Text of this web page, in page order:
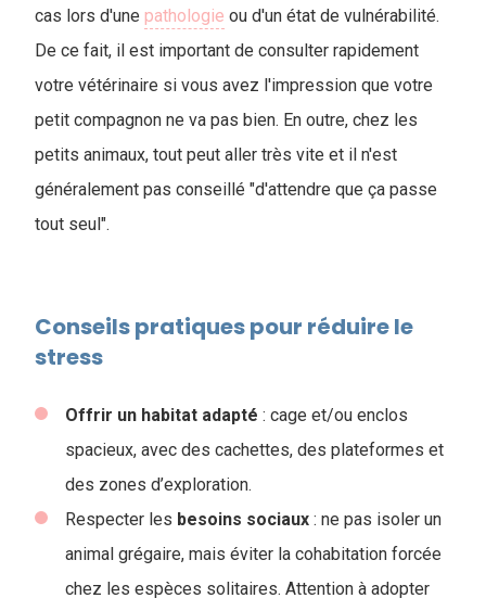
cas lors d'une pathologie ou d'un état de vulnérabilité.
De ce fait, il est important de consulter rapidement
votre vétérinaire si vous avez l'impression que votre
petit compagnon ne va pas bien. En outre, chez les
petits animaux, tout peut aller très vite et il n'est
généralement pas conseillé "d'attendre que ça passe
tout seul".
Conseils pratiques pour réduire le
stress
Offrir un habitat adapté : cage et/ou enclos
spacieux, avec des cachettes, des plateformes et
des zones d’exploration.
Respecter les besoins sociaux : ne pas isoler un
animal grégaire, mais éviter la cohabitation forcée
chez les espèces solitaires. Attention à adopter